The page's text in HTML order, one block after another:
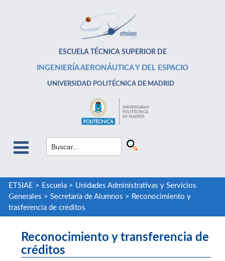
ESCUELA TÉCNICA SUPERIOR DE
INGENIERÍA AERONÁUTICA Y DEL ESPACIO
UNIVERSIDAD POLITÉCNICA DE MADRID
ETSIAE > Escuela> Unidades Administrativas y Servicios
Generales > Secretaría de Alumnos > Reconocimiento y
trasferencia de créditos
Reconocimiento y transferencia de
créditos